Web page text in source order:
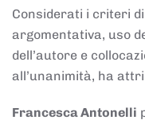
Considerati i criteri
argomentativa, uso
dell’autore e
all’unanimità, ha
Francesca Antonelli